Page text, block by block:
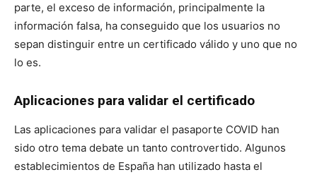
parte, el exceso de información, principalmente la
información falsa, ha conseguido que los usuarios no
sepan distinguir entre un certificado válido y uno que no
lo es.
Aplicaciones para validar el certificado
Las aplicaciones para validar el pasaporte COVID han
sido otro tema debate un tanto controvertido. Algunos
establecimientos de España han utilizado hasta el